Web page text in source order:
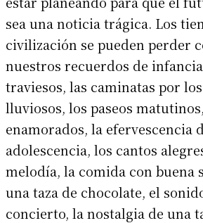
sea una noticia trágica. Los
civilización se pueden perder
nuestros recuerdos de
traviesos, las caminatas por
lluviosos, los paseos
enamorados, la efervescencia
adolescencia, los cantos
melodía, la comida con buena
una taza de chocolate, el
concierto, la nostalgia de una